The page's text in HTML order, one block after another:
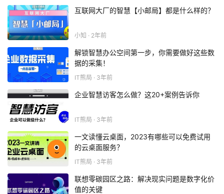
注册 互联网大厂的智慧【小邮局】都是什么样的？
小知 · 2年前
解锁智慧办公空间第一步，你需要做好这些数
据的采集！
IT熊局 · 3年前
企业智慧访客怎么做？这20+案例告诉你
IT熊局 · 3年前
一文读懂云桌面，2023有哪些可以免费试用
的云桌面服务？
IT熊局 · 3年前
联想零碳园区之路：解决现实问题是数字化价
值的关键